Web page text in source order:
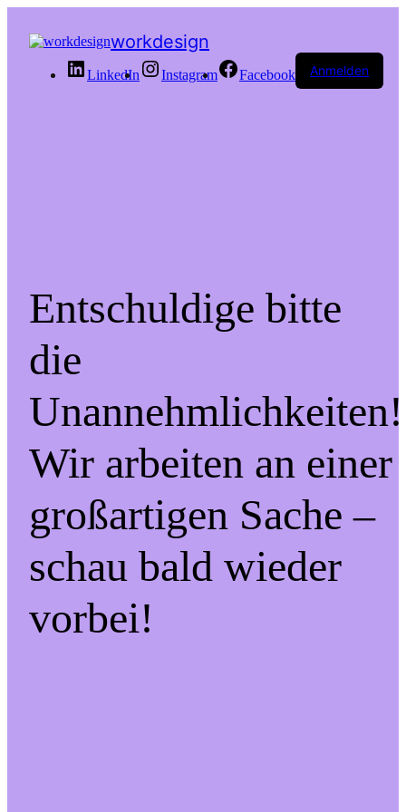
workdesign
LinkedIn Instagram Facebook Anmelden
Entschuldige bitte
die
Unannehmlichkeiten!
Wir arbeiten an einer
großartigen Sache –
schau bald wieder
vorbei!